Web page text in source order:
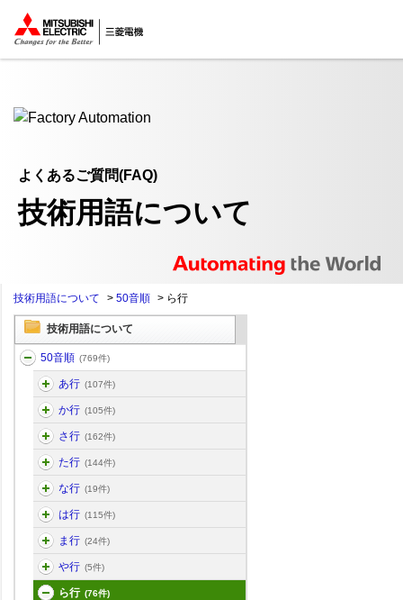
ここから本文
よくあるご質問(FAQ)
技術用語について
技術用語について > 50音順 > ら行
技術用語について
50音順 (769件)
あ行 (107件)
か行 (105件)
さ行 (162件)
た行 (144件)
な行 (19件)
は行 (115件)
ま行 (24件)
や行 (5件)
ら行 (76件)